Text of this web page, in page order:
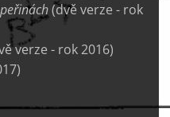
(dvě verze - rok
verze - rok 2016)